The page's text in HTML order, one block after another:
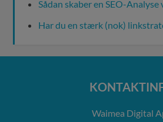
Sådan skaber en SEO-
Har du en stærk (nok)
Waimea Digital